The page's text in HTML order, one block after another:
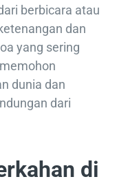
berbicara atau
dan
yang sering
dunia dan
dari
di